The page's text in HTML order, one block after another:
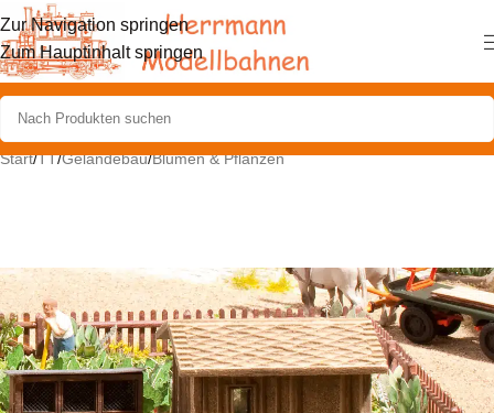
Zur Navigation springen
Zum Hauptinhalt springen
Start/TT/Geländebau/Blumen & Pflanzen